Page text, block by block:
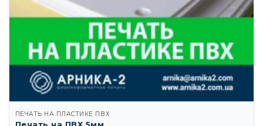
ПЕЧАТЬ НА ПЛАСТИКЕ ПВХ